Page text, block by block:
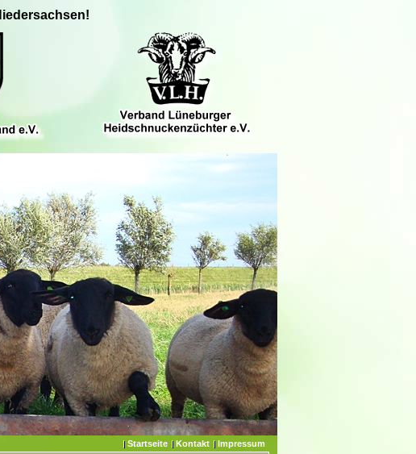
Impressum
Kontakt
Startseite